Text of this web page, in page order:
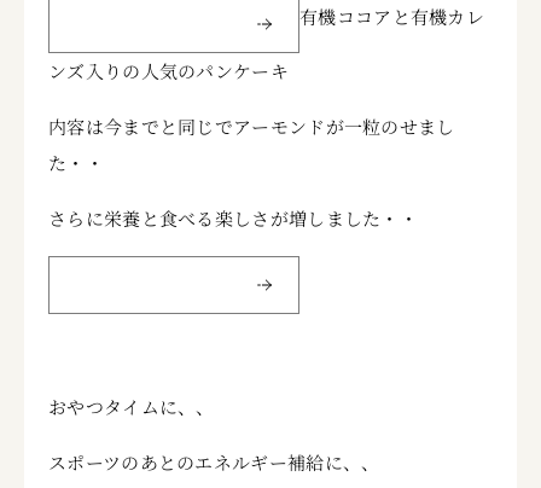
有機ココアと有機カレ
ンズ入りの人気のパンケーキ
内容は今までと同じでアーモンドが一粒のせまし
た・・
さらに栄養と食べる楽しさが増しました・・
おやつタイムに、、
スポーツのあとのエネルギー補給に、、